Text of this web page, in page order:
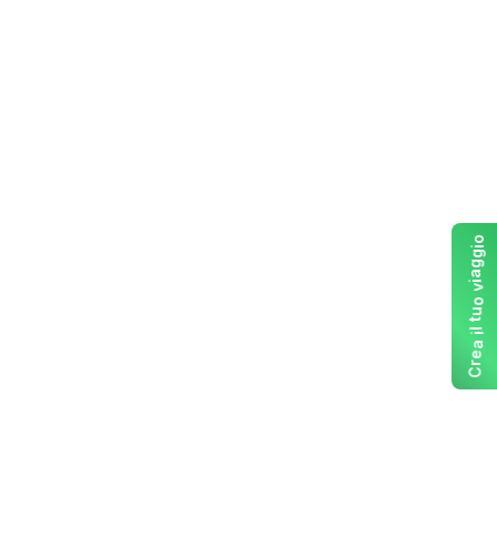
C
r
e
a
i
l
t
u
o
v
i
a
g
g
i
o